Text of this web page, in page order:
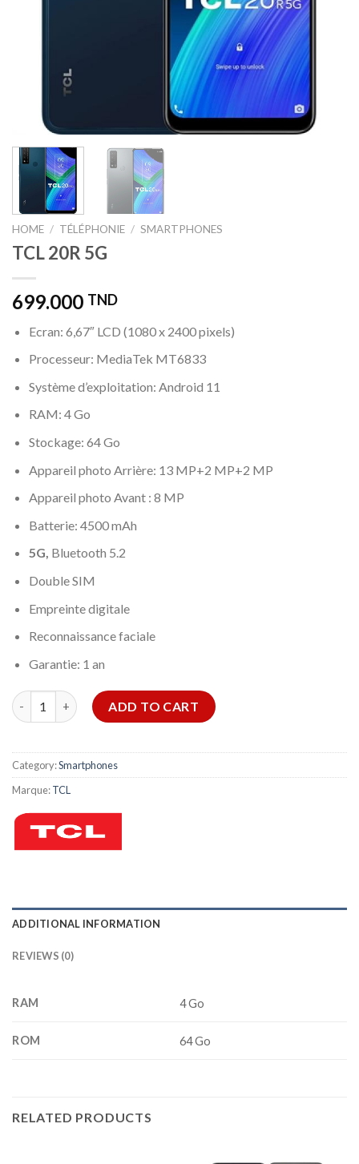
HOME / TÉLÉPHONIE / SMARTPHONES
TCL 20R 5G
699.000 TND
Ecran: 6,67″ LCD (1080 x 2400 pixels)
Processeur: MediaTek MT6833
Système d’exploitation: Android 11
RAM: 4 Go
Stockage: 64 Go
Appareil photo Arrière: 13 MP+2 MP+2 MP
Appareil photo Avant : 8 MP
Batterie: 4500 mAh
5G, Bluetooth 5.2
Double SIM
Empreinte digitale
Reconnaissance faciale
Garantie: 1 an
TCL 20R 5G quantityADD TO CART
Category:Smartphones
Marque:TCL
ADDITIONAL INFORMATION
REVIEWS (0)
RAM 4 Go
ROM 64 Go
RELATED PRODUCTS